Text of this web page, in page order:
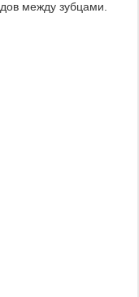
между зубцами.